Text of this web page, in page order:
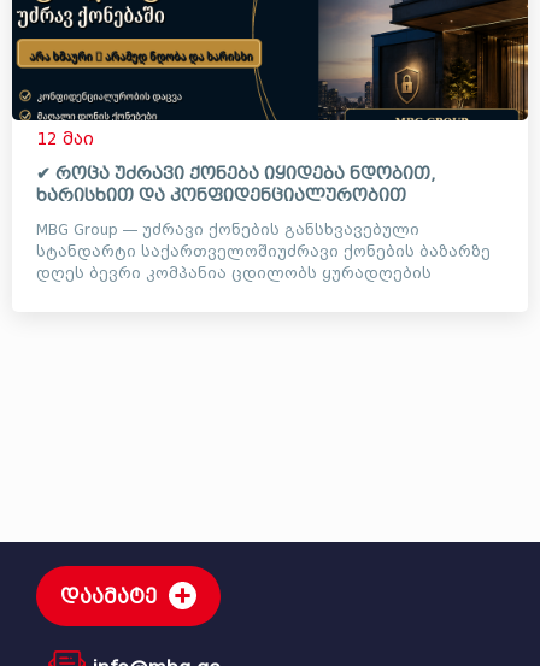
12 მაი
✔ როცა უძრავი ქონება იყიდება ნდობით,
ხარისხით და კონფიდენციალურობით
MBG Group — უძრავი ქონების განსხვავებული
სტანდარტი საქართველოშიუძრავი ქონების ბაზარზე
დღეს ბევრი კომპანია ცდილობს ყურადღების
დაამატე